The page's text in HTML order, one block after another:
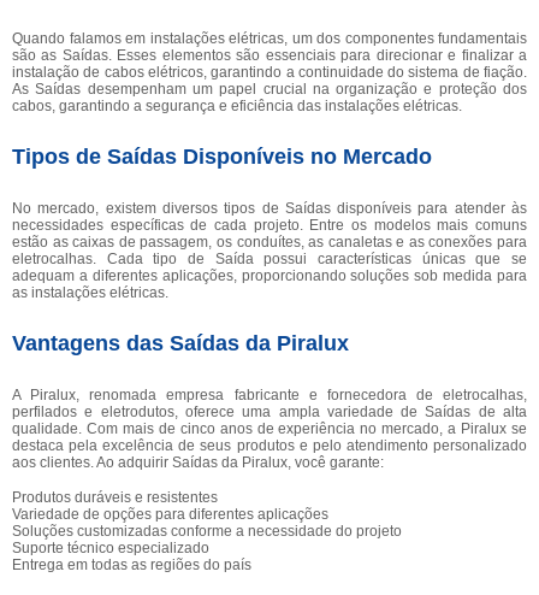
Quando falamos em instalações elétricas, um dos componentes fundamentais
são as Saídas. Esses elementos são essenciais para direcionar e finalizar a
instalação de cabos elétricos, garantindo a continuidade do sistema de fiação.
As Saídas desempenham um papel crucial na organização e proteção dos
cabos, garantindo a segurança e eficiência das instalações elétricas.
Tipos de Saídas Disponíveis no Mercado
No mercado, existem diversos tipos de Saídas disponíveis para atender às
necessidades específicas de cada projeto. Entre os modelos mais comuns
estão as caixas de passagem, os conduítes, as canaletas e as conexões para
eletrocalhas. Cada tipo de Saída possui características únicas que se
adequam a diferentes aplicações, proporcionando soluções sob medida para
as instalações elétricas.
Vantagens das Saídas da Piralux
A Piralux, renomada empresa fabricante e fornecedora de eletrocalhas,
perfilados e eletrodutos, oferece uma ampla variedade de Saídas de alta
qualidade. Com mais de cinco anos de experiência no mercado, a Piralux se
destaca pela excelência de seus produtos e pelo atendimento personalizado
aos clientes. Ao adquirir Saídas da Piralux, você garante:
Produtos duráveis e resistentes
Variedade de opções para diferentes aplicações
Soluções customizadas conforme a necessidade do projeto
Suporte técnico especializado
Entrega em todas as regiões do país